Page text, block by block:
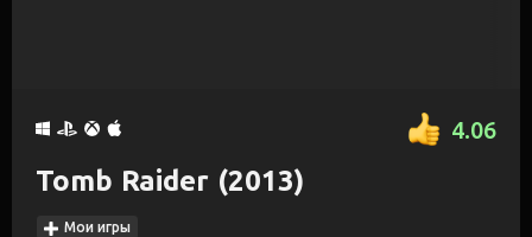
4.06
Tomb Raider (2013)
Мои игры